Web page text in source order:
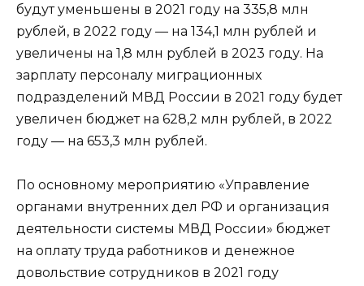
будут уменьшены в 2021 году на 335,8 млн
рублей, в 2022 году — на 134,1 млн рублей и
увеличены на 1,8 млн рублей в 2023 году. На
зарплату персоналу миграционных
подразделений МВД России в 2021 году будет
увеличен бюджет на 628,2 млн рублей, в 2022
году — на 653,3 млн рублей.
По основному мероприятию «Управление
органами внутренних дел РФ и организация
деятельности системы МВД России» бюджет
на оплату труда работников и денежное
довольствие сотрудников в 2021 году